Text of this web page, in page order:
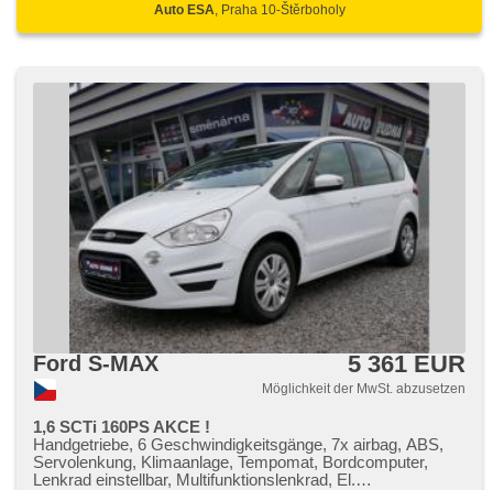
Auto ESA , Praha 10-Štěrboholy
Ford S-MAX 5 361 EUR
Möglichkeit der MwSt. abzusetzen
1,6 SCTi 160PS AKCE !
Handgetriebe, 6 Geschwindigkeitsgänge, 7x airbag, ABS,
Servolenkung, Klimaanlage, Tempomat, Bordcomputer,
Lenkrad einstellbar, Multifunktionslenkrad, El.